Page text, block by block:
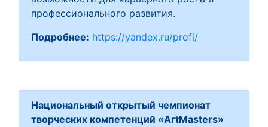
профессионального развития.
Подробнее: https://yandex.ru/profi/
Национальный открытый чемпионат
творческих компетенций «ArtMasters»